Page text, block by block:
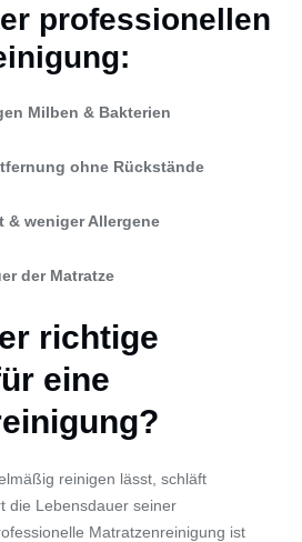
professionellen
Milben & Bakterien
ohne Rückstände
& weniger Allergene
der Matratze
richtige
eine
reinigen lässt, schläft
die Lebensdauer seiner
Matratzenreinigung ist